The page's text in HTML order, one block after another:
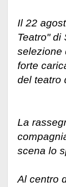
Il 22
Teatro" di
selezione
forte
del teatro
La
scena lo
Al centro